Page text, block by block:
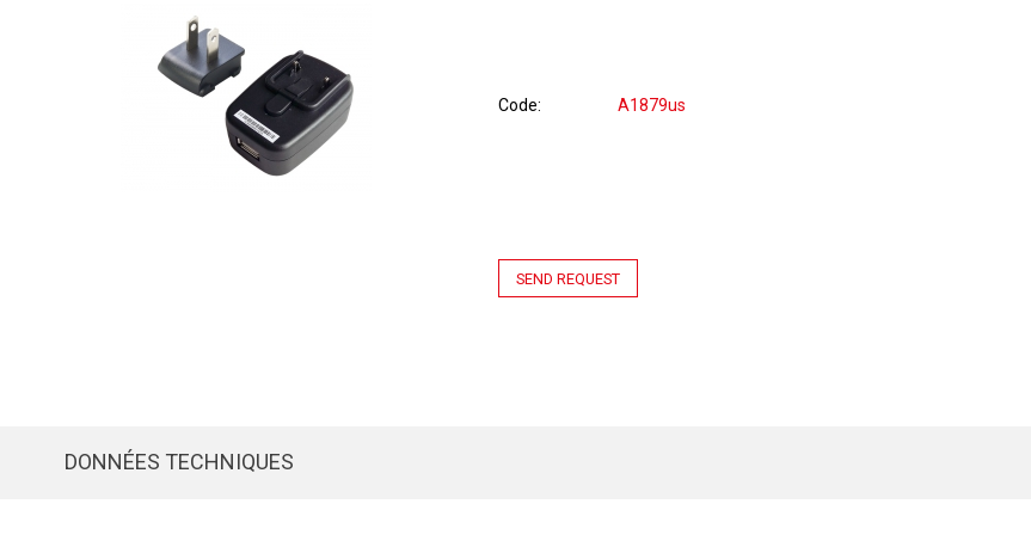
Code A1879us
SEND REQUEST
DONNÉES TECHNIQUES